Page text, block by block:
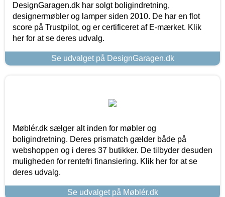
DesignGaragen.dk har solgt boligindretning,
designermøbler og lamper siden 2010. De har en flot
score på Trustpilot, og er certificeret af E-mærket. Klik
her for at se deres udvalg.
Se udvalget på DesignGaragen.dk
Møblér.dk sælger alt inden for møbler og
boligindretning. Deres prismatch gælder både på
webshoppen og i deres 37 butikker. De tilbyder desuden
muligheden for rentefri finansiering. Klik her for at se
deres udvalg.
Se udvalget på Møblér.dk